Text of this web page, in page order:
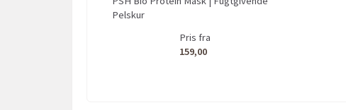
Pelskur
Pris fra
159,00